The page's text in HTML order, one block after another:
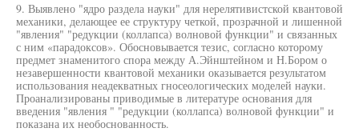
9. Выявлено "ядро раздела науки" для нерелятивистской квантовой
механики, делающее ее структуру четкой, прозрачной и лишенной
"явления" "редукции (коллапса) волновой функции" и связанных
с ним «парадоксов». Обосновывается тезис, согласно которому
предмет знаменитого спора между А.Эйнштейном и Н.Бором о
незавершенности квантовой механики оказывается результатом
использования неадекватных гносеологических моделей науки.
Проанализированы приводимые в литературе основания для
введения "явления " "редукции (коллапса) волновой функции" и
показана их необоснованность.